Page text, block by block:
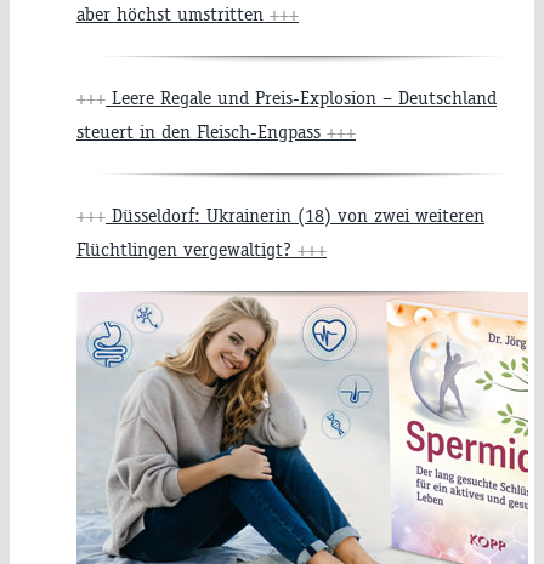
aber höchst umstritten +++
+++ Leere Regale und Preis-Explosion – Deutschland
steuert in den Fleisch-Engpass +++
+++ Düsseldorf: Ukrainerin (18) von zwei weiteren
Flüchtlingen vergewaltigt? +++